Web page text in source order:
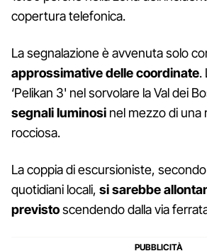
copertura telefonica.
La segnalazione è avvenuta solo
approssimative delle coordinate.
‘Pelikan 3' nel sorvolare la Val dei
segnali luminosi nel mezzo di una
rocciosa.
La coppia di escursioniste,
quotidiani locali, si sarebbe
previstoscendendo dalla via